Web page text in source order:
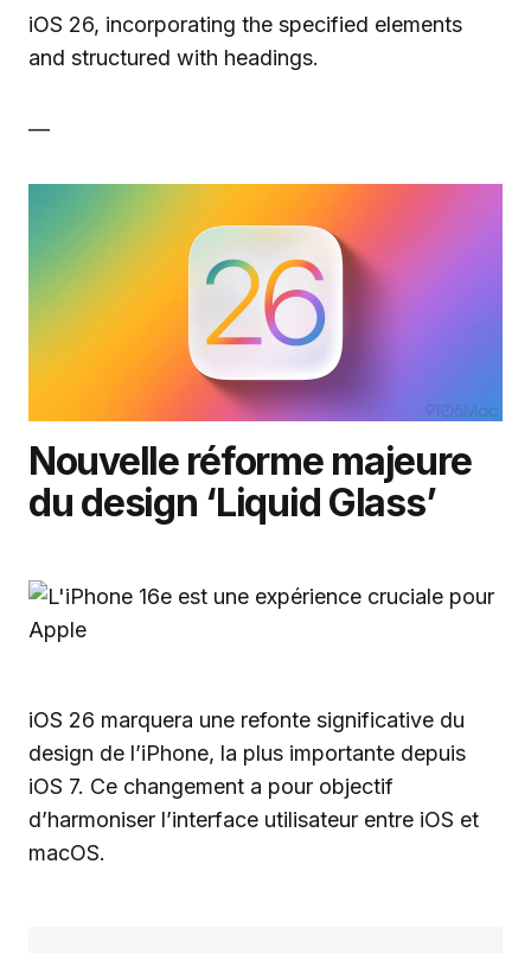
iOS 26, incorporating the specified elements
and structured with headings.
—
Nouvelle réforme majeure
du design ‘Liquid Glass’
iOS 26 marquera une refonte significative du
design de l’iPhone, la plus importante depuis
iOS 7. Ce changement a pour objectif
d’harmoniser l’interface utilisateur entre iOS et
macOS.